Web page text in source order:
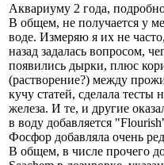
Аквариуму 2 года,
В общем, не получается у
воде. Измеряю я их не
назад задалась вопросом,
появились дырки, плюс
(растворение?) между
кучу статей, сделала тесты
железа. И те, и другие
в воду добавляется
Фосфор добавляла очень
В общем, в числе прочего